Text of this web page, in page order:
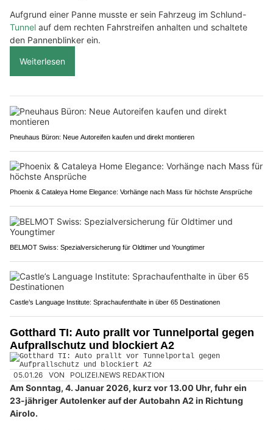
Aufgrund einer Panne musste er sein Fahrzeug im Schlund-
Tunnel auf dem rechten Fahrstreifen anhalten und schaltete
den Pannenblinker ein.
Weiterlesen
Pneuhaus Büron: Neue Autoreifen kaufen und direkt montieren
Phoenix & Cataleya Home Elegance: Vorhänge nach Mass für höchste Ansprüche
BELMOT Swiss: Spezialversicherung für Oldtimer und Youngtimer
Castle’s Language Institute: Sprachaufenthalte in über 65 Destinationen
Gotthard TI: Auto prallt vor Tunnelportal gegen
Aufprallschutz und blockiert A2
05.01.26 VON POLIZEI.NEWS REDAKTION
Am Sonntag, 4. Januar 2026, kurz vor 13.00 Uhr, fuhr ein
23-jähriger Autolenker auf der Autobahn A2 in Richtung
Airolo.